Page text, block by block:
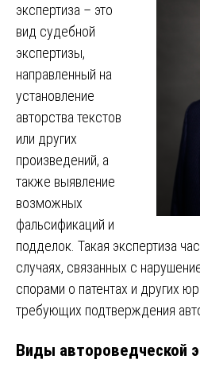
экспертиза – это
вид судебной
экспертизы,
направленный на
установление
авторства текстов
или других
произведений, а
также выявление
возможных
фальсификаций и
подделок. Такая экспертиза
случаях, связанных с
спорами о патентах и других
требующих подтверждения
Виды автороведческой